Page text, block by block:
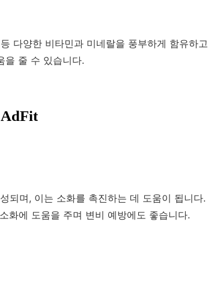
다양한 비타민과 미네랄을 풍부하게 함유하고
을 줄 수 있습니다.
되며, 이는 소화를 촉진하는 데 도움이 됩니다.
화에 도움을 주며 변비 예방에도 좋습니다.